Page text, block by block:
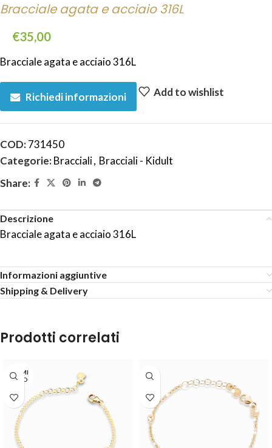
Bracciale agata e acciaio 316L
€35,00
Bracciale agata e acciaio 316L
Richiedi informazioni Add to wishlist
COD:731450
Categorie:Bracciali, Bracciali - Kidult
Share:
Descrizione
Bracciale agata e acciaio 316L
Informazioni aggiuntive
Shipping & Delivery
Prodotti correlati
TERMI
NATO